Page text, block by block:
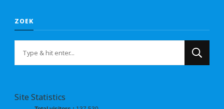
ZOEK
Site Statistics